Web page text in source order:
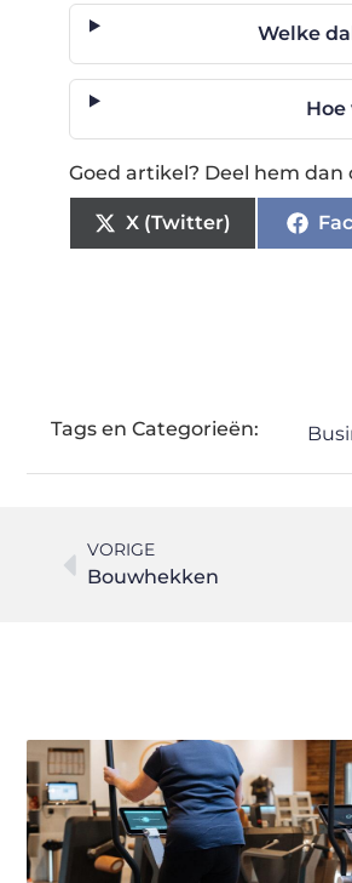
Welke
Goed artikel? Deel hem dan
X (Twitter)
Tags en Categorieën:
VORIGE
Bouwhekken